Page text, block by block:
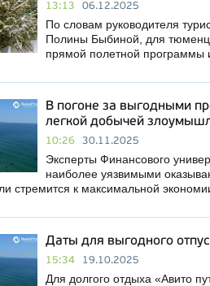
13:13 06.12.2025
По словам руководителя
Полины Быбиной, для
прямой полетной программы
В погоне за выгодными
легкой добычей
10:26 30.11.2025
Эксперты Финансового
наиболее уязвимыми
стремится к максимальной
Даты для выгодного
15:34 19.10.2025
Для долгого отдыха «Авито